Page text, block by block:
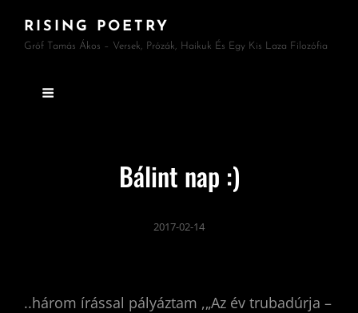
RISING POETRY
Gróf Tamás Ákos – Versek, Prózák, Haikuk És Egy Kis Laza Filozófia
Bálint nap :)
2017-02-14
..három írással pályáztam ,„Az év trubadúrja –